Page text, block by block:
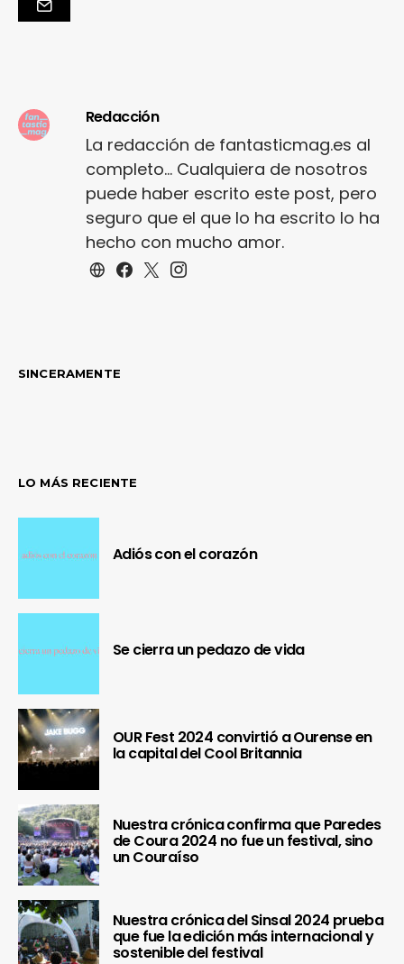
Redacción
La redacción de fantasticmag.es al
completo... Cualquiera de nosotros
puede haber escrito este post, pero
seguro que el que lo ha escrito lo ha
hecho con mucho amor.
SINCERAMENTE
LO MÁS RECIENTE
Adiós con el corazón
Se cierra un pedazo de vida
OUR Fest 2024 convirtió a Ourense en
la capital del Cool Britannia
Nuestra crónica confirma que Paredes
de Coura 2024 no fue un festival, sino
un Couraíso
Nuestra crónica del Sinsal 2024 prueba
que fue la edición más internacional y
sostenible del festival